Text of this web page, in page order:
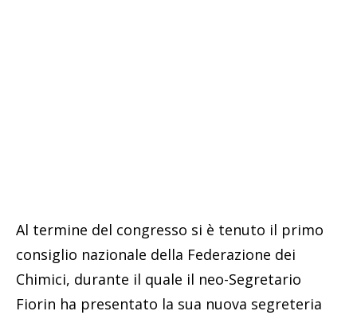
Al termine del congresso si è tenuto il primo
consiglio nazionale della Federazione dei
Chimici, durante il quale il neo-Segretario
Fiorin ha presentato la sua nuova segreteria